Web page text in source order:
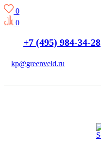
0
0
+7 (495) 984-34-28
kp@greenveld.ru